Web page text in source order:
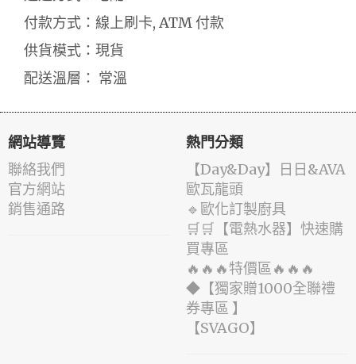
付款方式：線上刷卡, ATM 付款
供貨模式：現貨
配送溫層： 常溫
網站導覽
聯絡我們
官方網站
銷售通路
熱門分類
️【Day&Day】️日日&AVA
歐瓦龍頭
🔹歐化訂製廚具
🛒🛒【電熱水器】快速購
買專區
🔥🔥🔥特價區🔥🔥🔥
◆【獨家贈1000全聯禮
券專區 】
️【SVAGO】️